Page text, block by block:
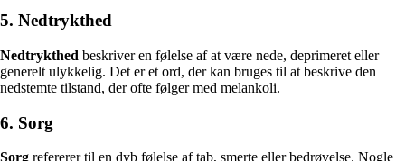
5. Nedtrykthed
Nedtrykthed beskriver en følelse af at være nede, deprimeret eller
generelt ulykkelig. Det er et ord, der kan bruges til at beskrive den
nedstemte tilstand, der ofte følger med melankoli.
6. Sorg
Sorg refererer til en dyb følelse af tab, smerte eller bedrøvelse. Nogle